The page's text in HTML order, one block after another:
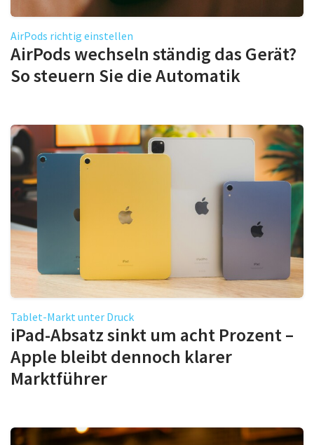
AirPods richtig einstellen
AirPods wechseln ständig das Gerät?
So steuern Sie die Automatik
Tablet-Markt unter Druck
iPad-Absatz sinkt um acht Prozent –
Apple bleibt dennoch klarer
Marktführer